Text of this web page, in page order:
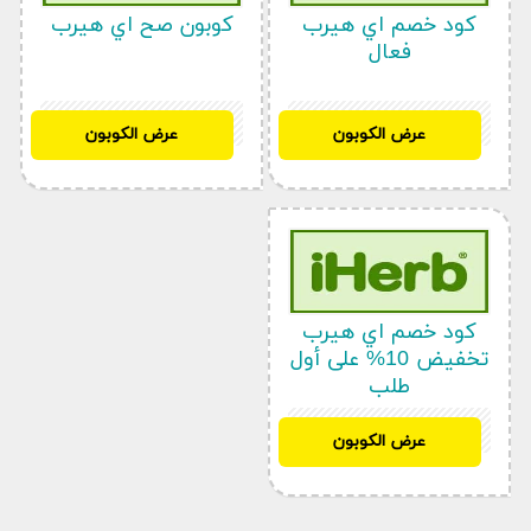
قيمة المشتريات 40 دولار او اكثر يساوي 150 ريال
الشحن .
كود خصم اي هيرب
تخفيض 10% على أول
طلب
CTW5407
عرض الكوبون
كوبون صح اي هيرب
CTW5407
عرض الكوبون
كود خصم اي هيرب
فعال
CTW5407
عرض الكوبون